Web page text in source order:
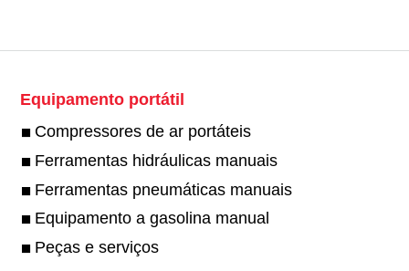
Equipamento portátil
Compressores de ar portáteis
Ferramentas hidráulicas manuais
Ferramentas pneumáticas manuais
Equipamento a gasolina manual
Peças e serviços